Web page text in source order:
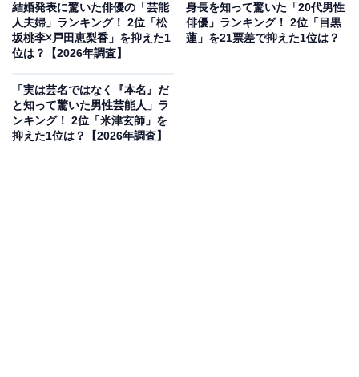
あったので、青学出身のお嬢様感と結びつかないから」
（30代女性／石川県）などの理由があがりました。
にしおかすみこさんに関する商品をAmazonで見る
結婚発表に驚いた俳優の「芸能
人夫婦」ランキング！ 2位「松
坂桃李×戸田恵梨香」を抑えた1
位は？【2026年調査】
身長を知って驚いた「20代男性
俳優」ランキング！ 2位「目黒
蓮」を21票差で抑えた1位は？
「実は芸名ではなく『本名』だ
と知って驚いた男性芸能人」ラ
ンキング！ 2位「米津玄師」を
抑えた1位は？【2026年調査】